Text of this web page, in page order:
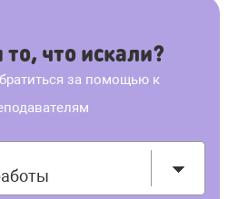
что искали?
за помощью к